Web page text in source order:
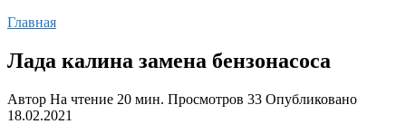
Главная
Лада калина замена бензонасоса
Автор На чтение 20 мин. Просмотров 33 Опубликовано
18.02.2021